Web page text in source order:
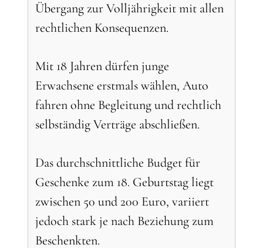
Übergang zur Volljährigkeit mit allen
rechtlichen Konsequenzen.
Mit 18 Jahren dürfen junge
Erwachsene erstmals wählen, Auto
fahren ohne Begleitung und rechtlich
selbständig Verträge abschließen.
Das durchschnittliche Budget für
Geschenke zum 18. Geburtstag liegt
zwischen 50 und 200 Euro, variiert
jedoch stark je nach Beziehung zum
Beschenkten.